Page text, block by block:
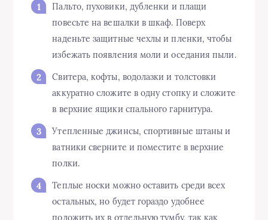
Пальто, пуховики, дубленки и плащи
повесьте на вешалки в шкаф. Поверх
наденьте защитные чехлы и пленки, чтобы
избежать появления моли и оседания пыли.
Свитера, кофты, водолазки и толстовки
аккуратно сложите в одну стопку и сложите
в верхние ящики спального гарнитура.
Утепленные джинсы, спортивные штаны и
ватники сверните и поместите в верхние
полки.
Теплые носки можно оставить среди всех
остальных, но будет гораздо удобнее
положить их в отдельную тумбу, так как